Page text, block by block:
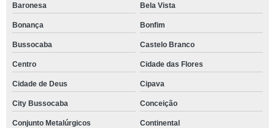
Baronesa Bela Vista
Bonança Bonfim
Bussocaba Castelo Branco
Centro Cidade das Flores
Cidade de Deus Cipava
City Bussocaba Conceição
Conjunto Metalúrgicos Continental